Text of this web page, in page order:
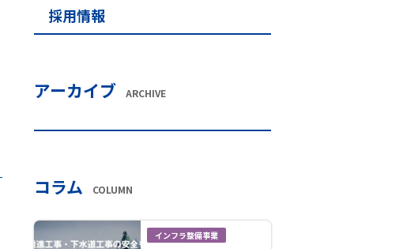
採用情報
アーカイブ ARCHIVE
コラム COLUMN
インフラ整備事業